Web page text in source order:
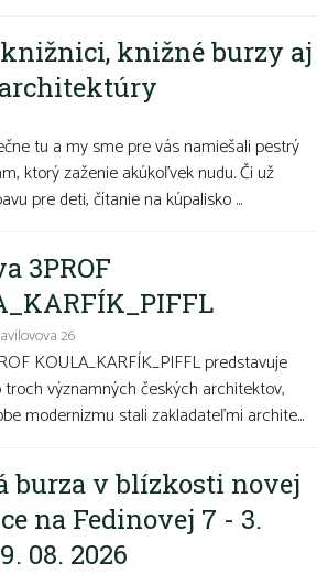
knižné burzy aj
tu a my sme pre vás namiešali pestrý
ktorý zaženie akúkoľvek nudu. Či už
pre deti, čítanie na kúpalisko ...
3PROF
26
KOULA_KARFÍK_PIFFL predstavuje
významných českých architektov,
modernizmu stali zakladateľmi archite...
burza v blízkosti novej
na Fedinovej 7 - 3.
08. 2026